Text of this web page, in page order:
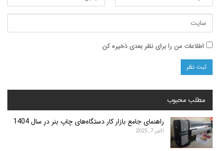
من را برای نظر بعدی ذخیره کن
راهنمای جامع بازار کار دستگاه‌های چاپ بنر در سال 1404
اکتبر 7, 2025